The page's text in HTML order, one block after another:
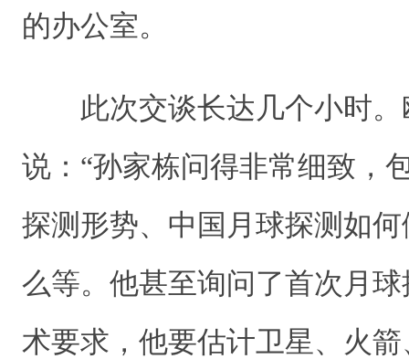
的办公室。
此次交谈长达几个小时。
说：“孙家栋问得非常细致，
探测形势、中国月球探测如
么等。他甚至询问了首次月
术要求，他要估计卫星、火